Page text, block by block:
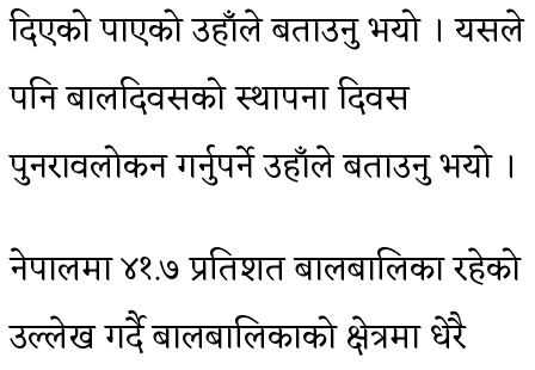
दिएको पाएको उहाँले बताउनु भयो । यसले
पनि बालदिवसको स्थापना दिवस
पुनरावलोकन गर्नुपर्ने उहाँले बताउनु भयो ।
नेपालमा ४१.७ प्रतिशत बालबालिका रहेको
उल्लेख गर्दै बालबालिकाको क्षेत्रमा धेरै